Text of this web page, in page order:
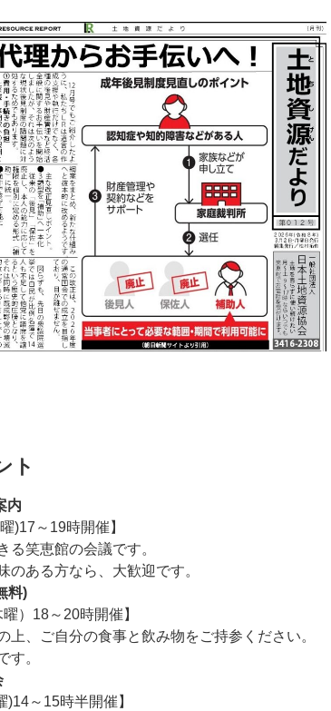
ト
内
)17～19時開催】
る笑恵館の会議です。
のある方なら、大歓迎です。
料)
）18～20時開催】
上、ご自分の食事と飲み物をご持参ください。
す。
)14～15時半開催】